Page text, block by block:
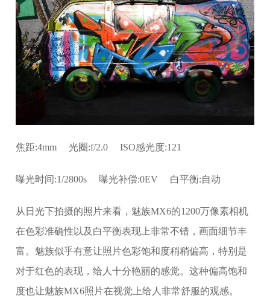
焦距:4mm 光圈:f/2.0 ISO感光度:121
曝光时间:1/2800s 曝光补偿:0EV 白平衡:自动
从日光下拍摄的照片来看，魅族MX6的1200万像素相机
在色彩准确性以及白平衡表现上非常不错，画面细节丰
富。魅族似乎有意让照片色彩饱和度稍稍偏高，特别是
对于红色的表现，给人十分艳丽的感觉。这种偏高饱和
度也让魅族MX6照片在视觉上给人非常舒服的观感。